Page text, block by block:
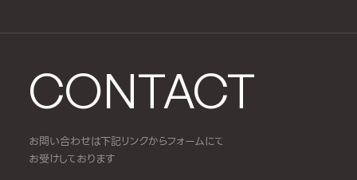
CONTACT
お問い合わせは下記リンクからフォームにて
お受けしております